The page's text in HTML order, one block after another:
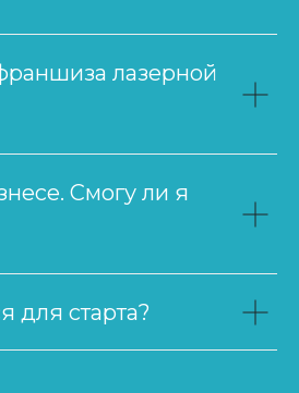
лазерной
Смогу ли я
для старта?